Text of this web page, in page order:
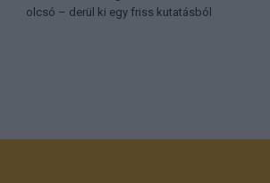
olcsó – derül ki egy friss kutatásból